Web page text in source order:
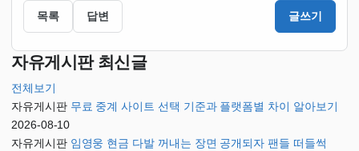
목록 답변 글쓰기
자유게시판 최신글
전체보기
자유게시판 무료 중계 사이트 선택 기준과 플랫폼별 차이 알아보기
2026-08-10
자유게시판 임영웅 현금 다발 꺼내는 장면 공개되자 팬들 떠들썩